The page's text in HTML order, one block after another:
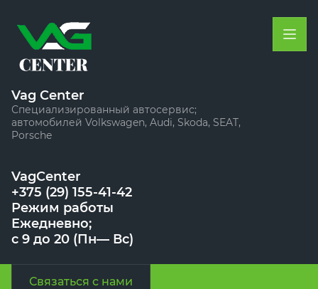
Vag Center
Специализированный автосервис;
автомобилей Volkswagen, Audi, Skoda, SEAT,
Porsche
VagCenter
+375 (29) 155-41-42
Режим работы
Ежедневно;
с 9 до 20 (Пн— Вс)
Связаться с нами